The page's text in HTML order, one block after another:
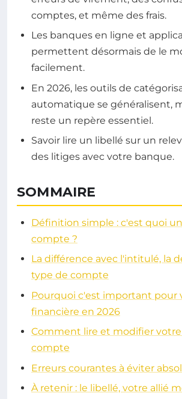
comptes, et même des frais.
Les banques en ligne et
permettent désormais de le
facilement.
En 2026, les outils de
automatique se généralisent,
reste un repère essentiel.
Savoir lire un libellé sur un
des litiges avec votre banque.
SOMMAIRE
Définition simple : c'est quoi
compte ?
La différence avec l'intitulé, la
type de compte
Pourquoi c'est important pour
financière en 2026
Comment lire et modifier
compte
Erreurs courantes à éviter
À retenir : le libellé, votre allié